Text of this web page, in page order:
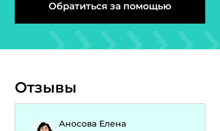
Обратиться за помощью
Отзывы
Аносова Елена